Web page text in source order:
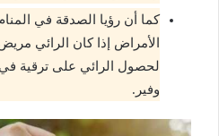
كما أن رؤيا الصدقة في
الأمراض إذا كان الرائي
لحصول الرائي على ترقية
وفير.